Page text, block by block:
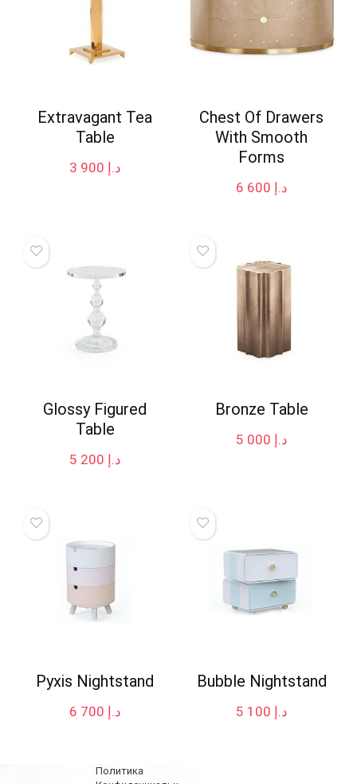
Extravagant Tea
Table
د.إ
Chest Of Drawers
With Smooth
Forms
د.إ
Glossy Figured
Table
د.إ
Bronze Table
د.إ
Pyxis Nightstand
د.إ
Bubble Nightstand
د.إ
Политика